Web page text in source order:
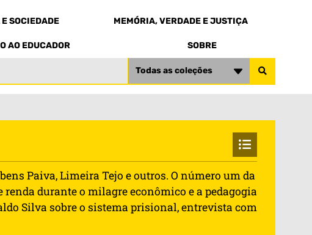
SOCIEDADE MEMÓRIA, VERDADE E JUSTIÇA
AO EDUCADOR SOBRE
Todas as coleções
Paiva, Limeira Tejo e outros. O número um da
durante o milagre econômico e a pedagogia
Silva sobre o sistema prisional, entrevista com